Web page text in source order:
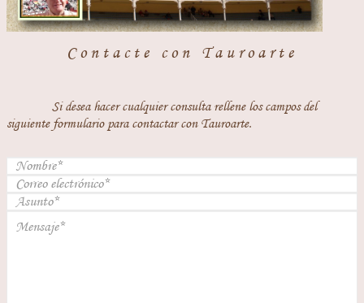
Contacte con Tauroarte
Si desea hacer cualquier consulta rellene los campos del
siguiente formulario para contactar con Tauroarte.